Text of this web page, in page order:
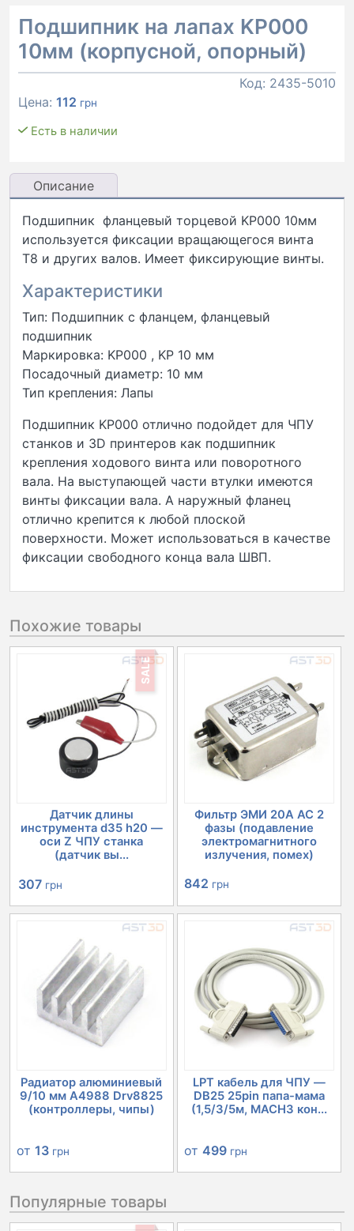
Подшипник на лапах KP000
10мм (корпусной, опорный)
Код: 2435-5010
Цена:112 грн
Есть в наличии
Описание
Подшипник фланцевый торцевой KP000 10мм
используется фиксации вращающегося винта
Т8 и других валов. Имеет фиксирующие винты.
Характеристики
Тип: Подшипник с фланцем, фланцевый
подшипник
Маркировка: KP000 , KP 10 мм
Посадочный диаметр: 10 мм
Тип крепления: Лапы
Подшипник KP000 отлично подойдет для ЧПУ
станков и 3D принтеров как подшипник
крепления ходового винта или поворотного
вала. На выступающей части втулки имеются
винты фиксации вала. А наружный фланец
отлично крепится к любой плоской
поверхности. Может использоваться в качестве
фиксации свободного конца вала ШВП.
Похожие товары
SALE
Датчик длины
инструмента d35 h20 —
оси Z ЧПУ станка
(датчик вы...
Первоначальная
цена
составляла
348 грн.
307 грн
цена:
307 грн.
Фильтр ЭМИ 20А AC 2
фазы (подавление
электромагнитного
излучения, помех)
842 грн
Радиатор алюминиевый
9/10 мм A4988 Drv8825
(контроллеры, чипы)
от 13 грн
LPT кабель для ЧПУ —
DB25 25pin папа-мама
(1,5/3/5м, MACH3 кон...
от 499 грн
Популярные товары